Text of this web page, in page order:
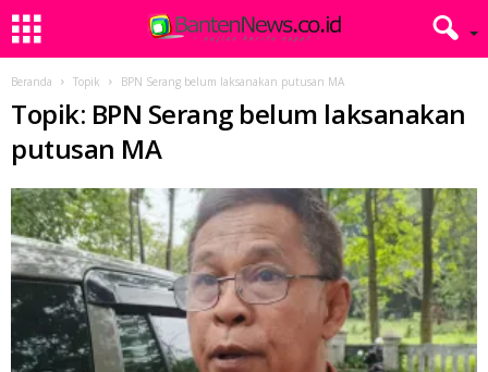
Beranda Topik BPN Serang belum laksanakan putusan MA
Topik: BPN Serang belum laksanakan
putusan MA